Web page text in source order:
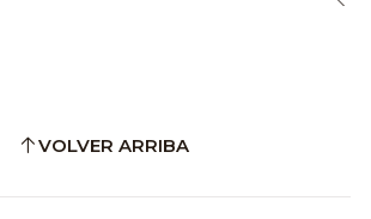
VOLVER ARRIBA